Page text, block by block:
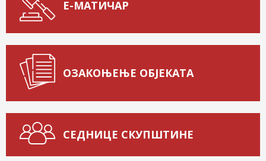
Е-МАТИЧАР
ОЗАКОЊЕЊЕ ОБЈЕКАТА
СЕДНИЦЕ СКУПШТИНЕ